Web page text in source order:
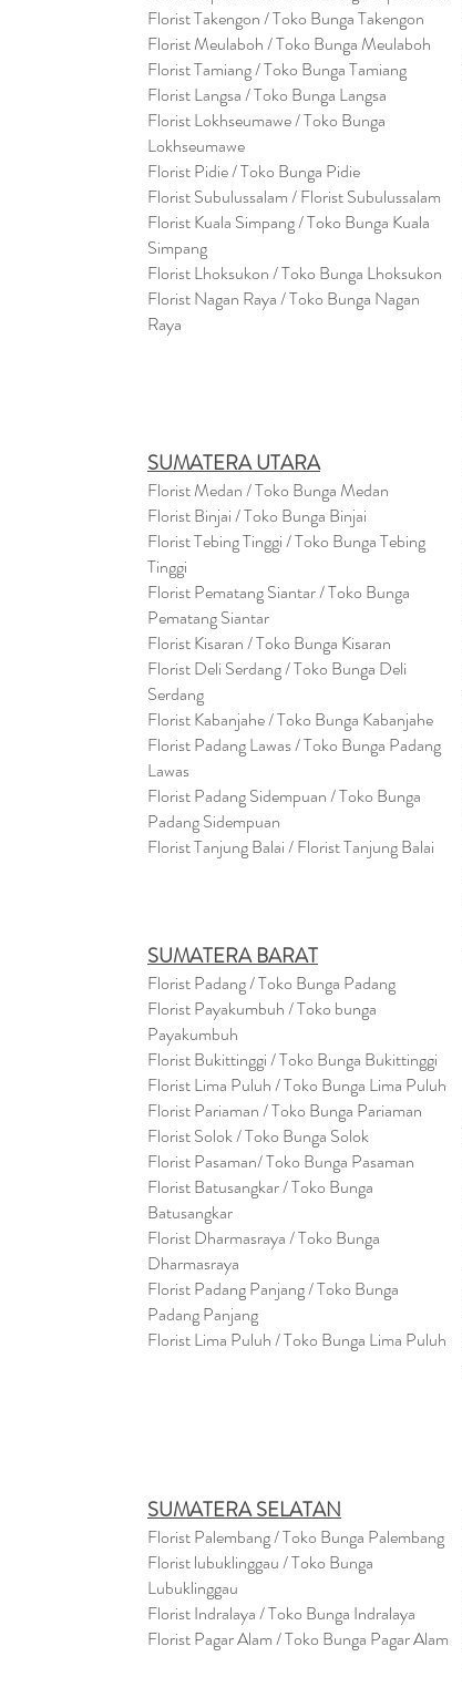
Florist Takengon / Toko Bunga Takengon
Florist Meulaboh / Toko Bunga Meulaboh
Florist Tamiang / Toko Bunga Tamiang
Florist Langsa / Toko Bunga Langsa
Florist Lokhseumawe / Toko Bunga
Lokhseumawe
Florist Pidie / Toko Bunga Pidie
Florist Subulussalam / Florist Subulussalam
Florist Kuala Simpang / Toko Bunga Kuala
Simpang
Florist Lhoksukon / Toko Bunga Lhoksukon
Florist Nagan Raya / Toko Bunga Nagan
Raya
SUMATERA UTARA
Florist Medan / Toko Bunga Medan
Florist Binjai / Toko Bunga Binjai
Florist Tebing Tinggi / Toko Bunga Tebing
Tinggi
Florist Pematang Siantar / Toko Bunga
Pematang Siantar
Florist Kisaran / Toko Bunga Kisaran
Florist Deli Serdang / Toko Bunga Deli
Serdang
Florist Kabanjahe / Toko Bunga Kabanjahe
Florist Padang Lawas / Toko Bunga Padang
Lawas
Florist Padang Sidempuan / Toko Bunga
Padang Sidempuan
Florist Tanjung Balai / Florist Tanjung Balai
SUMATERA BARAT
Florist Padang / Toko Bunga Padang
Florist Payakumbuh / Toko bunga
Payakumbuh
Florist Bukittinggi / Toko Bunga Bukittinggi
Florist Lima Puluh / Toko Bunga Lima Puluh
Florist Pariaman / Toko Bunga Pariaman
Florist Solok / Toko Bunga Solok
Florist Pasaman/ Toko Bunga Pasaman
Florist Batusangkar / Toko Bunga
Batusangkar
Florist Dharmasraya / Toko Bunga
Dharmasraya
Florist Padang Panjang / Toko Bunga
Padang Panjang
Florist Lima Puluh / Toko Bunga Lima Puluh
SUMATERA SELATAN
Florist Palembang / Toko Bunga Palembang
Florist lubuklinggau / Toko Bunga
Lubuklinggau
Florist Indralaya / Toko Bunga Indralaya
Florist Pagar Alam / Toko Bunga Pagar Alam